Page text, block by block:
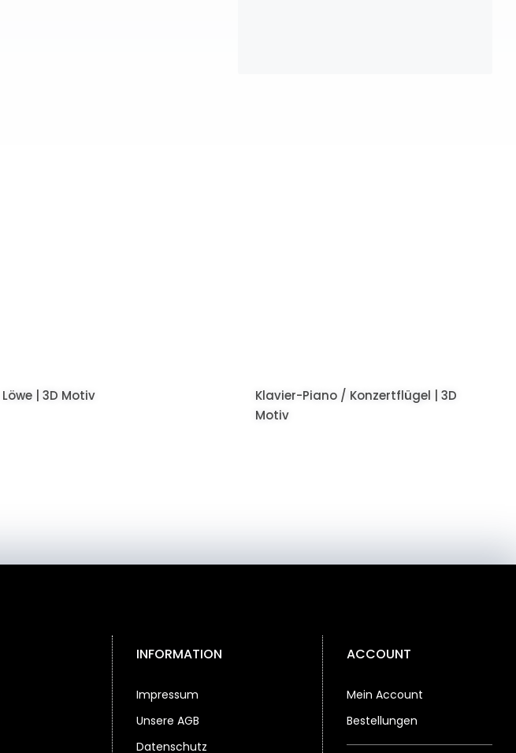
Löwe | 3D Motiv
Klavier-Piano / Konzertflügel | 3D
Motiv
INFORMATION
Impressum
Unsere AGB
Datenschutz
ACCOUNT
Mein Account
Bestellungen